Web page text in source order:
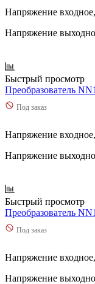
Напряжение
Напряжение
Быстрый просмотр
Преобразователь
Под заказ
Напряжение
Напряжение
Быстрый просмотр
Преобразователь
Под заказ
Напряжение
Напряжение